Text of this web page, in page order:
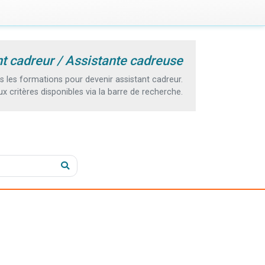
cadreur / Assistante cadreuse
les formations pour devenir assistant cadreur.
critères disponibles via la barre de recherche.